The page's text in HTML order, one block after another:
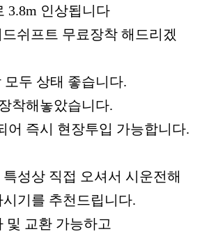
3.8m 인상됩니다
쉬프트 무료장착 해드리겠
모두 상태 좋습니다.
착해놓았습니다.
어 즉시 현장투입 가능합니다.
성상 직접 오셔서 시운전해
기를 추천드립니다.
교환 가능하고